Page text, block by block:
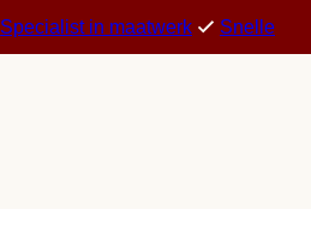
Specialist in maatwerk Snelle